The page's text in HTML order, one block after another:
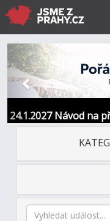
24.1.2027 Návod na
a kontakt
Předchozí